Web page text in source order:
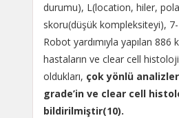
durumu), L(location, hiler,
skoru(düşük kompleksiteyi),
Robot yardımıyla yapılan
hastaların ve clear cell
oldukları, çok yönlü
grade’in ve clear cell
bildirilmiştir(10).